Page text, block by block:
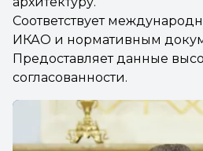
Соответствует
ИКАО и нормативным
Предоставляет данные
согласованности.